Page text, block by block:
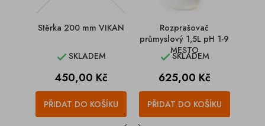
Stěrka 200 mm VIKAN
SKLADEM
Cena
450,00 Kč
PŘIDAT DO KOŠÍKU
Rozprašovač
průmyslový 1,5L pH 1-9
MESTO
SKLADEM
Cena
625,00 Kč
PŘIDAT DO KOŠÍKU